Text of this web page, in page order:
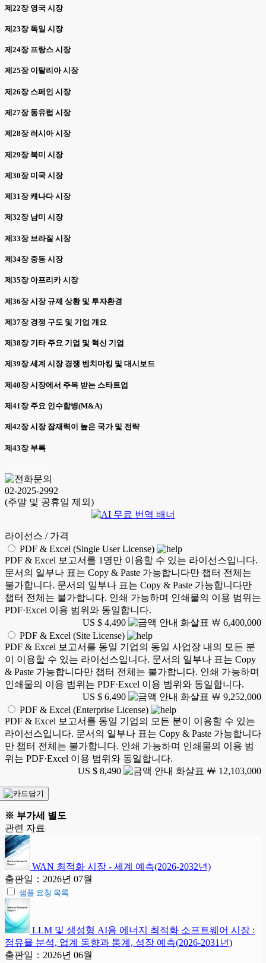
제22장 영국 시장
제23장 독일 시장
제24장 프랑스 시장
제25장 이탈리아 시장
제26장 스페인 시장
제27장 동유럽 시장
제28장 러시아 시장
제29장 북미 시장
제30장 미국 시장
제31장 캐나다 시장
제32장 남미 시장
제33장 브라질 시장
제34장 중동 시장
제35장 아프리카 시장
제36장 시장 규제 상황 및 투자환경
제37장 경쟁 구도 및 기업 개요
제38장 기타 주요 기업 및 혁신 기업
제39장 세계 시장 경쟁 벤치마킹 및 대시보드
제40장 시장에서 주목 받는 스타트업
제41장 주요 인수합병(M&A)
제42장 시장 잠재력이 높은 국가 및 전략
제43장 부록
02-2025-2992
(주말 및 공휴일 제외)
라이선스 / 가격
PDF & Excel (Single User License)
PDF & Excel 보고서를 1명만 이용할 수 있는 라이선스입니다.
문서의 일부나 표는 Copy & Paste 가능합니다만 챕터 전체는
불가합니다. 문서의 일부나 표는 Copy & Paste 가능합니다만
챕터 전체는 불가합니다. 인쇄 가능하며 인쇄물의 이용 범위는
PDF·Excel 이용 범위와 동일합니다.
US $ 4,490
￦ 6,400,000
PDF & Excel (Site License)
PDF & Excel 보고서를 동일 기업의 동일 사업장 내의 모든 분
이 이용할 수 있는 라이선스입니다. 문서의 일부나 표는 Copy
& Paste 가능합니다만 챕터 전체는 불가합니다. 인쇄 가능하며
인쇄물의 이용 범위는 PDF·Excel 이용 범위와 동일합니다.
US $ 6,490
￦ 9,252,000
PDF & Excel (Enterprise License)
PDF & Excel 보고서를 동일 기업의 모든 분이 이용할 수 있는
라이선스입니다. 문서의 일부나 표는 Copy & Paste 가능합니다
만 챕터 전체는 불가합니다. 인쇄 가능하며 인쇄물의 이용 범
위는 PDF·Excel 이용 범위와 동일합니다.
US $ 8,490
￦ 12,103,000
※ 부가세 별도
관련 자료
WAN 최적화 시장 - 세계 예측(2026-2032년)
출판일：2026년 07월
샘플 요청 목록
LLM 및 생성형 AI용 에너지 최적화 소프트웨어 시장 :
점유율 분석, 업계 동향과 통계, 성장 예측(2026-2031년)
출판일：2026년 06월